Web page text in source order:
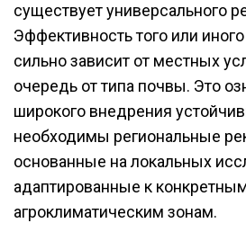
существует универсального
Эффективность того или
сильно зависит от местных
очередь от типа почвы. Это
широкого внедрения
необходимы региональные
основанные на локальных
адаптированные к
агроклиматическим зонам.